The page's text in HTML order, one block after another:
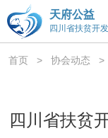
天府公益
四川省扶贫开
首页 > 协会动态 >
四川省扶贫